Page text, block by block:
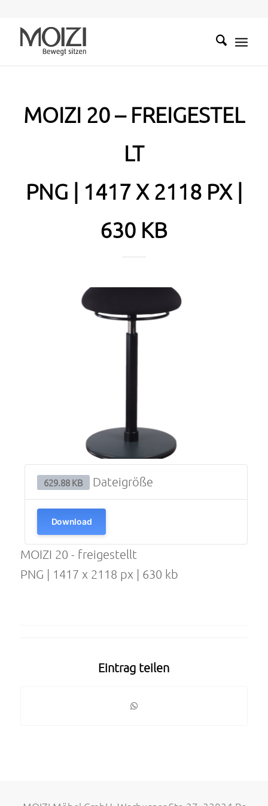
MOIZI 20 – FREIGESTEL
LT
PNG | 1417 X 2118 PX |
630 KB
629.88 KB Dateigröße
Download
MOIZI 20 - freigestellt
PNG | 1417 x 2118 px | 630 kb
Eintrag teilen